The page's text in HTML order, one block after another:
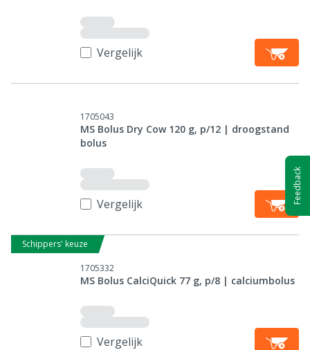
Vergelijk
1705043
MS Bolus Dry Cow 120 g, p/12 | droogstand
bolus
Vergelijk
Schippers' keuze
1705332
MS Bolus CalciQuick 77 g, p/8 | calciumbolus
Vergelijk
Feedback